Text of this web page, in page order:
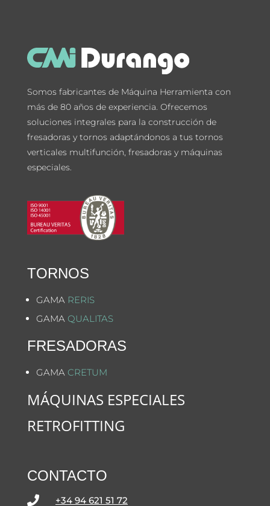
Somos fabricantes de Máquina Herramienta con
más de 80 años de experiencia. Ofrecemos
soluciones integrales para la construcción de
fresadoras y tornos adaptándonos a tus tornos
verticales multifunción, fresadoras y máquinas
especiales.
TORNOS
GAMA RERIS
GAMA QUALITAS
FRESADORAS
GAMA CRETUM
MÁQUINAS ESPECIALES
RETROFITTING
CONTACTO
 +34 94 621 51 72